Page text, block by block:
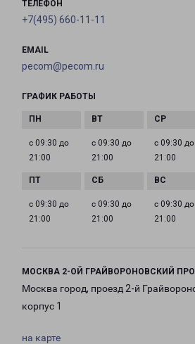
ТЕЛЕФОН
+7(495) 660-11-11
EMAIL
pecom@pecom.ru
ГРАФИК РАБОТЫ
с 09:30 до
21:00
с 09:30 до
21:00
с 09:30 до
21:00
с 09:30 до
21:00
с 09:30 до
21:00
с 09:30 до
21:00
МОСКВА 2-ОЙ ГРАЙВОРОНОВСКИЙ
Москва город, проезд 2-й
корпус 1
на карте